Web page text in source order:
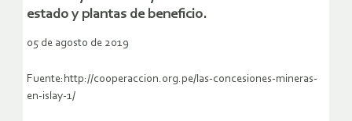
estado y plantas de beneficio.
05 de agosto de 2019
Fuente:http://cooperaccion.org.pe/las-concesiones-mineras-
en-islay-1/